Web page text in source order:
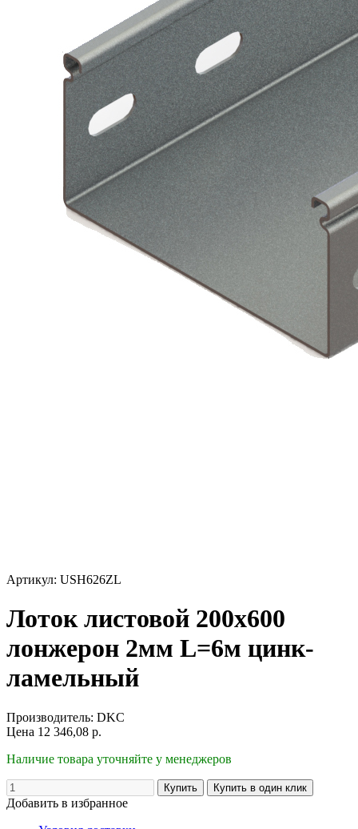
Артикул: USH626ZL
Лоток листовой 200x600
лонжерон 2мм L=6м цинк-
ламельный
Производитель: DKC
Цена 12 346,08 р.
Наличие товара уточняйте у менеджеров
Добавить в избранное